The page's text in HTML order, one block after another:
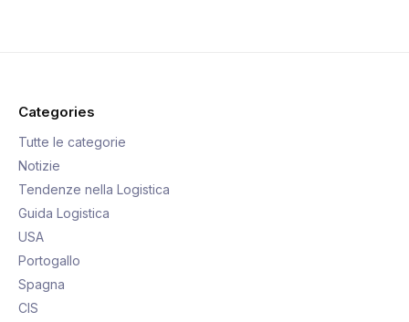
Categories
Tutte le categorie
Notizie
Tendenze nella Logistica
Guida Logistica
USA
Portogallo
Spagna
CIS